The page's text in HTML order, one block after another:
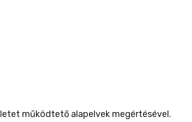
működtető alapelvek megértésével.